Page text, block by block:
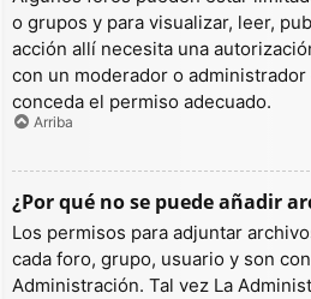
o grupos y para visualizar, leer,
acción allí necesita una
con un moderador o
conceda el permiso adecuado.
Arriba
¿Por qué no se puede añadir
Los permisos para adjuntar
cada foro, grupo, usuario y son
Administración. Tal vez La